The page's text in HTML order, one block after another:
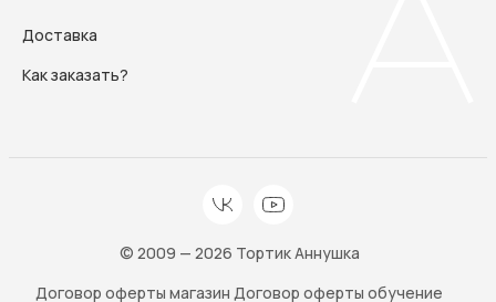
Доставка
Как заказать?
© 2009 — 2026 Тортик Аннушка
Договор оферты магазин Договор оферты обучение